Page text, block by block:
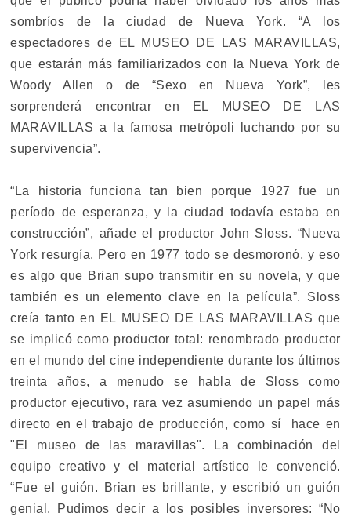
sombríos de la ciudad de Nueva York. “A los
espectadores de EL MUSEO DE LAS MARAVILLAS,
que estarán más familiarizados con la Nueva York de
Woody Allen o de “Sexo en Nueva York”, les
sorprenderá encontrar en EL MUSEO DE LAS
MARAVILLAS a la famosa metrópoli luchando por su
supervivencia”.
“La historia funciona tan bien porque 1927 fue un
período de esperanza, y la ciudad todavía estaba en
construcción”, añade el productor John Sloss. “Nueva
York resurgía. Pero en 1977 todo se desmoronó, y eso
es algo que Brian supo transmitir en su novela, y que
también es un elemento clave en la película”. Sloss
creía tanto en EL MUSEO DE LAS MARAVILLAS que
se implicó como productor total: renombrado productor
en el mundo del cine independiente durante los últimos
treinta años, a menudo se habla de Sloss como
productor ejecutivo, rara vez asumiendo un papel más
directo en el trabajo de producción, como sí hace en
"El museo de las maravillas". La combinación del
equipo creativo y el material artístico le convenció.
“Fue el guión. Brian es brillante, y escribió un guión
genial. Pudimos decir a los posibles inversores: “No